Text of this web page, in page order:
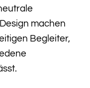
machen
Begleiter,